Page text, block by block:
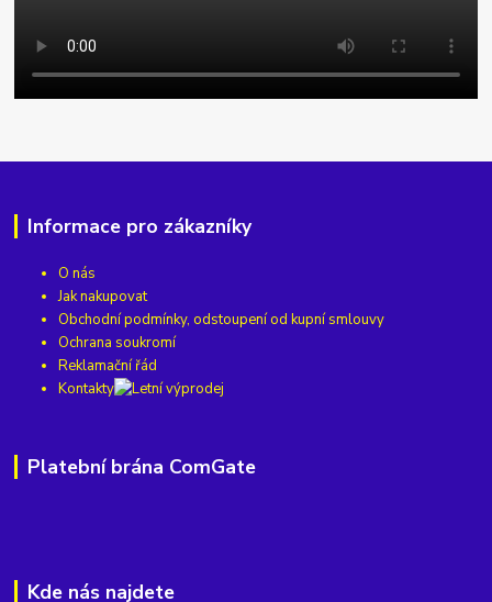
Informace pro zákazníky
O nás
Jak nakupovat
Obchodní podmínky, odstoupení od kupní smlouvy
Ochrana soukromí
Reklamační řád
Kontakty
Platební brána ComGate
Kde nás najdete